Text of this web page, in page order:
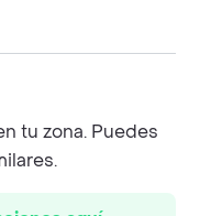
tu zona. Puedes